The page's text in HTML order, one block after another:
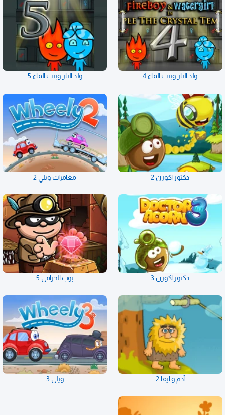
ولد النار وبنت الماء 4 ولد النار وبنت الماء 5
دكتور اكورن 2 مغامرات ويلي 2
دكتور اكورن 3 بوب الحرامي 5
آدم و ايفا 2 ويلي 3